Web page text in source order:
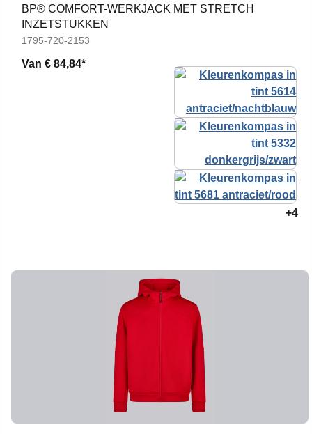
BP® COMFORT-WERKJACK MET STRETCH
INZETSTUKKEN
1795-720-2153
Van € 84,84*
+4